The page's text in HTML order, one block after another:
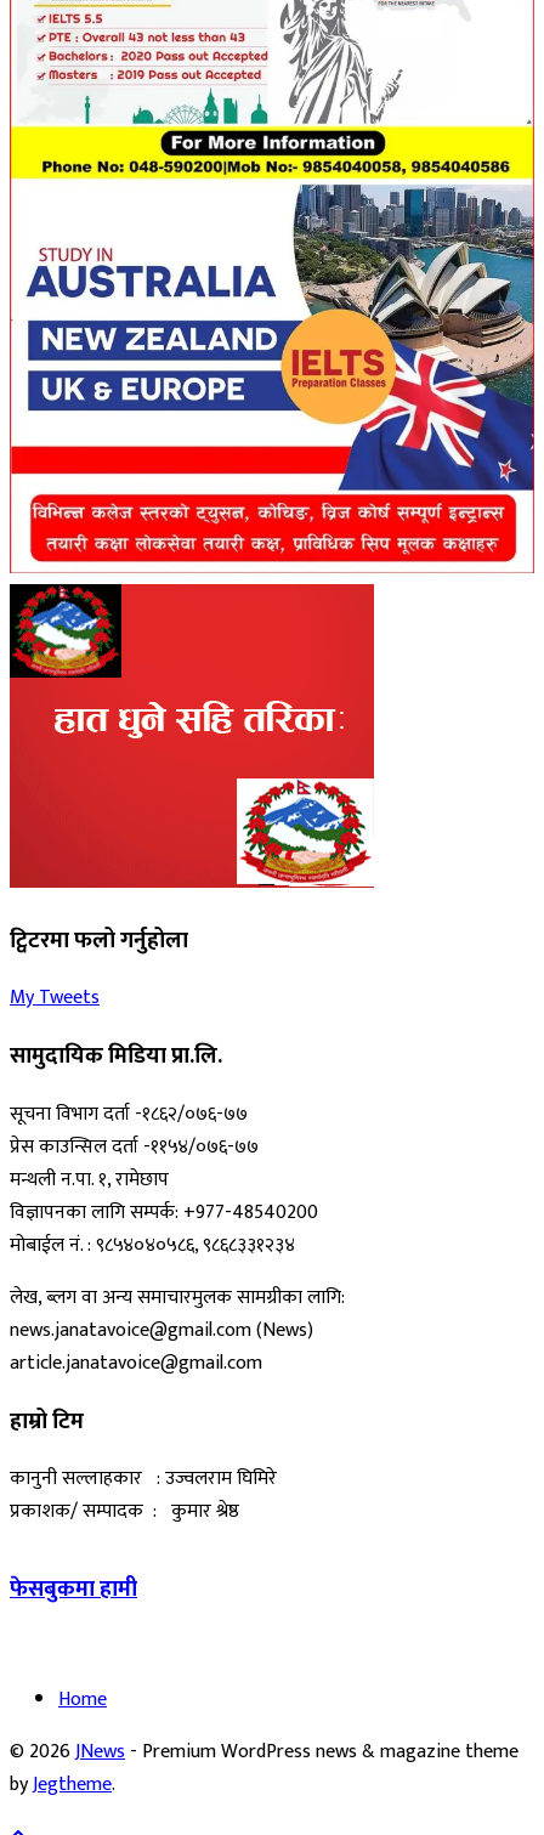
ट्विटरमा फलो गर्नुहोला
My Tweets
सामुदायिक मिडिया प्रा.लि.
सूचना विभाग दर्ता -१८६२/०७६-७७
प्रेस काउन्सिल दर्ता -११५४/०७६-७७
मन्थली न.पा. १, रामेछाप
विज्ञापनका लागि सम्पर्क: +977-48540200
मोबाईल नं. : ९८५४०४०५८६, ९८६८३३१२३४
लेख, ब्लग वा अन्य समाचारमुलक सामग्रीका लागि:
news.janatavoice@gmail.com (News)
article.janatavoice@gmail.com
हाम्रो टिम
कानुनी सल्लाहकार : उज्वलराम घिमिरे
प्रकाशक/ सम्पादक : कुमार श्रेष्ठ
फेसबुकमा हामी
Home
© 2026JNews- Premium WordPress news & magazine theme
byJegtheme.